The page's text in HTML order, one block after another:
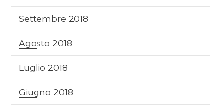
Settembre 2018
Agosto 2018
Luglio 2018
Giugno 2018